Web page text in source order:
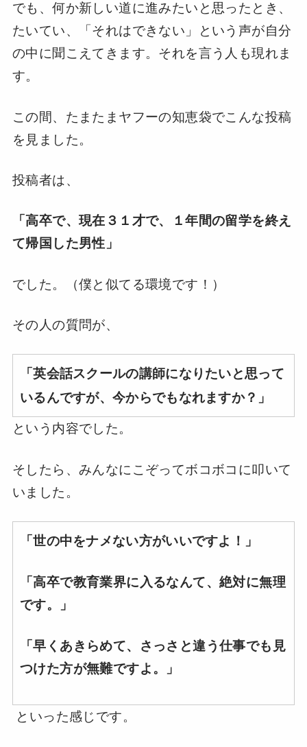
でも、何か新しい道に進みたいと思ったとき、
たいてい、「それはできない」という声が自分
の中に聞こえてきます。それを言う人も現れま
す。
この間、たまたまヤフーの知恵袋でこんな投稿
を見ました。
投稿者は、
「高卒で、現在３１才で、１年間の留学を終え
て帰国した男性」
でした。（僕と似てる環境です！）
その人の質問が、
「英会話スクールの講師になりたいと思って
いるんですが、今からでもなれますか？」
という内容でした。
そしたら、みんなにこぞってボコボコに叩いて
いました。
「世の中をナメない方がいいですよ！」
「高卒で教育業界に入るなんて、絶対に無理
です。」
「早くあきらめて、さっさと違う仕事でも見
つけた方が無難ですよ。」
といった感じです。